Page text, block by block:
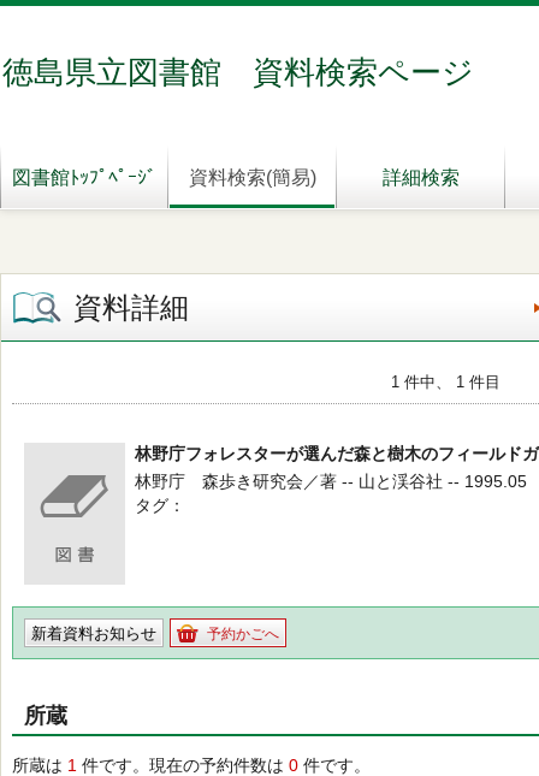
徳島県立図書館 資料検索ページ
図書館ﾄｯﾌﾟﾍﾟｰｼﾞ 資料検索(簡易) 詳細検索
資料詳細
1 件中、 1 件目
林野庁フォレスターが選んだ森と樹木のフィールド
林野庁 森歩き研究会／著 -- 山と渓谷社 -- 1995.05
タグ
新着資料お知らせ 予約かごへ
所蔵
所蔵は 1 件です。現在の予約件数は 0 件です。